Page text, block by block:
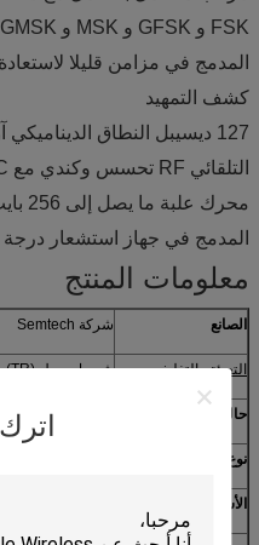
FSK و GFSK و MSK و GMSK وتعديل LoRaTM و OOK
المدمج في مزامن قليلا لاستعادة
كشف التمهيد
127 ديسيبل النطاق الديناميكي آر إس إس آي
التلقائي RF تحسس وكندي مع AFC سريع جدا
محرك علبة ما يصل إلى 256 بايت مع CRC
المدمج في جهاز استشعار
معلومات المنتج
الصانع شركة Semtech
التعبئة والتغليف شريط وريبل (TR)
حالة الجزء
نوع
الأسرة RF / قياسي